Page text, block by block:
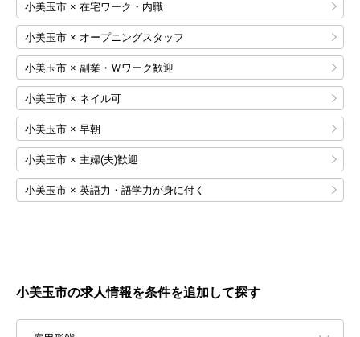
小美玉市 × 在宅ワーク・内職
小美玉市 × オープニングスタッフ
小美玉市 × 副業・Ｗワーク歓迎
小美玉市 × ネイル可
小美玉市 × 早朝
小美玉市 × 主婦(夫)歓迎
小美玉市 × 英語力・語学力が身に付く
小美玉市の求人情報を条件を追加して探す